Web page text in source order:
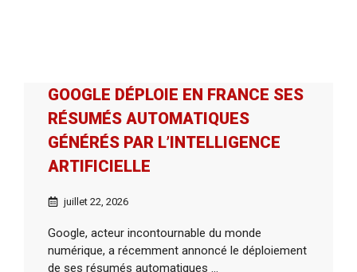
GOOGLE DÉPLOIE EN FRANCE SES
RÉSUMÉS AUTOMATIQUES
GÉNÉRÉS PAR L’INTELLIGENCE
ARTIFICIELLE
juillet 22, 2026
Google, acteur incontournable du monde
numérique, a récemment annoncé le déploiement
de ses résumés automatiques ...